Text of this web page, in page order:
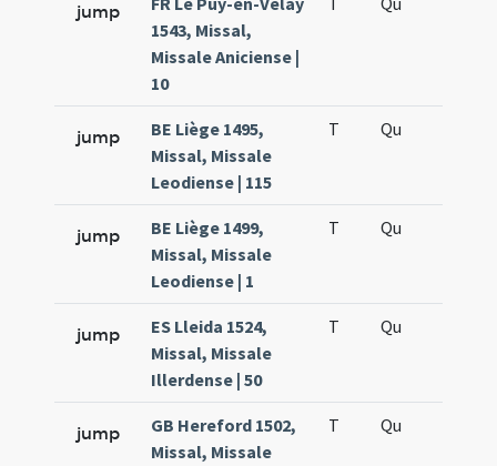
jump
1543, Missal,
Missale Aniciense |
10
jump
BE Liège 1495,
Missal, Missale
Leodiense | 115
T Qu
jump
BE Liège 1499,
Missal, Missale
Leodiense | 1
T Qu
jump
ES Lleida 1524,
Missal, Missale
Illerdense | 50
T Qu
jump
GB Hereford 1502,
Missal, Missale
T Qu